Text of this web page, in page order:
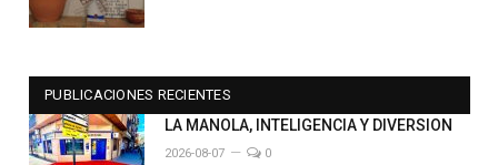
PUBLICACIONES RECIENTES
LA MANOLA, INTELIGENCIA Y DIVERSION
2026-08-07 0